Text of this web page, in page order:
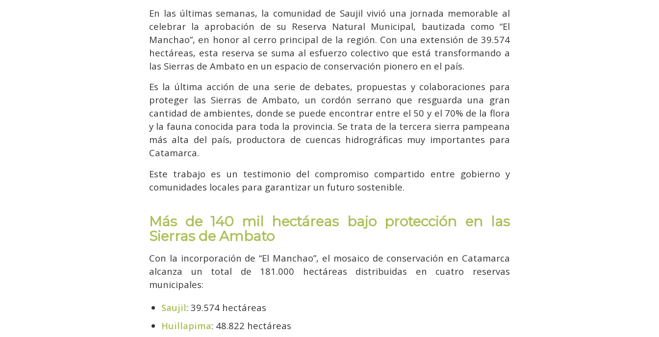
En las últimas semanas, la comunidad de Saujil vivió una jornada memorable al
celebrar la aprobación de su Reserva Natural Municipal, bautizada como “El
Manchao”, en honor al cerro principal de la región. Con una extensión de 39.574
hectáreas, esta reserva se suma al esfuerzo colectivo que está transformando a
las Sierras de Ambato en un espacio de conservación pionero en el país.
Es la última acción de una serie de debates, propuestas y colaboraciones para
proteger las Sierras de Ambato, un cordón serrano que resguarda una gran
cantidad de ambientes, donde se puede encontrar entre el 50 y el 70% de la flora
y la fauna conocida para toda la provincia. Se trata de la tercera sierra pampeana
más alta del país, productora de cuencas hidrográficas muy importantes para
Catamarca.
Este trabajo es un testimonio del compromiso compartido entre gobierno y
comunidades locales para garantizar un futuro sostenible.
Más de 140 mil hectáreas bajo protección en las
Sierras de Ambato
Con la incorporación de “El Manchao”, el mosaico de conservación en Catamarca
alcanza un total de 181.000 hectáreas distribuidas en cuatro reservas
municipales:
Saujil: 39.574 hectáreas
Huillapima: 48.822 hectáreas